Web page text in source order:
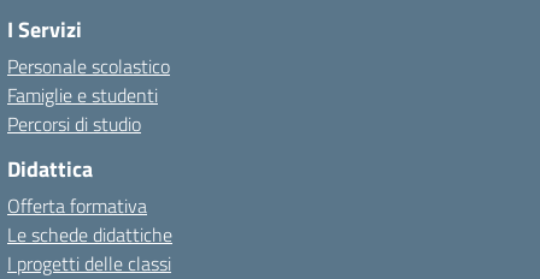
I Servizi
Personale scolastico
Famiglie e studenti
Percorsi di studio
Didattica
Offerta formativa
Le schede didattiche
I progetti delle classi